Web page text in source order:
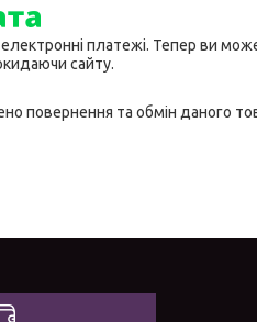
електронні платежі. Тепер ви
сайту.
повернення та обмін даного